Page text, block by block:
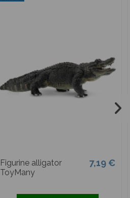
Figurine alligator
ToyMany
7,19 €